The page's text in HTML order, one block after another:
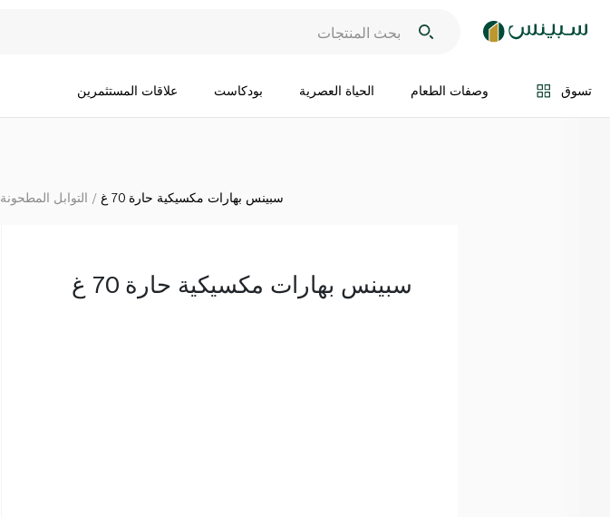
تسوق وصفات الطعام الحياة العصرية بودكاست علاقات المستثمرين
اضف الى السلة
التوابل المطحونة سبينس بهارات مكسيكية حارة 70 غ
سبينس بهارات مكسيكية حارة 70 غ